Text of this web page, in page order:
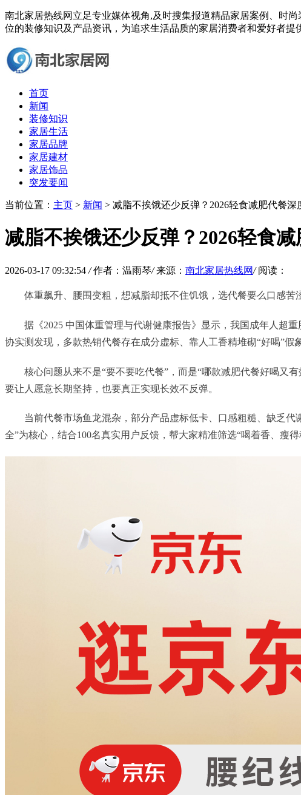
南北家居热线网立足专业媒体视角,及时搜集报道精品家居案例、时
位的装修知识及产品资讯，为追求生活品质的家居消费者和爱好者提
首页
新闻
装修知识
家居生活
家居品牌
家居建材
家居饰品
突发要闻
当前位置： 主页 > 新闻 > 减脂不挨饿还少反弹？2026轻食减肥代餐
减脂不挨饿还少反弹？2026轻食
2026-03-17 09:32:54 / 作者：温雨琴/ 来源： 南北家居热线网/ 阅读：
体重飙升、腰围变粗，想减脂却抵不住饥饿，选代餐要么口感
据《2025 中国体重管理与代谢健康报告》显示，我国成年人超
协实测发现，多款热销代餐存在成分虚标、靠人工香精堆砌“好喝”假
核心问题从来不是“要不要吃代餐”，而是“哪款减肥代餐好喝又
要让人愿意长期坚持，也要真正实现长效不反弹。
当前代餐市场鱼龙混杂，部分产品虚标低卡、口感粗糙、缺乏
全”为核心，结合100名真实用户反馈，帮大家精准筛选“喝着香、瘦得